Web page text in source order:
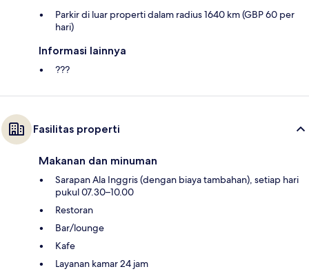
Parkir di luar properti dalam radius 1640 km (GBP 60 per
hari)
Informasi lainnya
???
Fasilitas properti
Makanan dan minuman
Sarapan Ala Inggris (dengan biaya tambahan), setiap hari
pukul 07.30–10.00
Restoran
Bar/lounge
Kafe
Layanan kamar 24 jam